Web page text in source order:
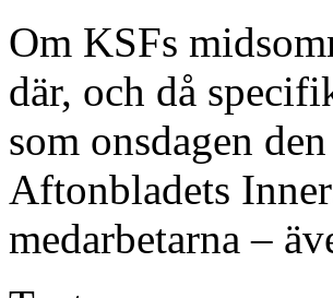
Om KSFs
där, och då
som onsdagen
Aftonbladets
medarbetarna –